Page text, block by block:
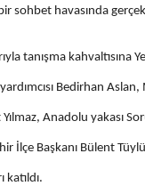
sohbet havasında
tanışma kahvaltısına
Bedirhan
Anadolu yakası
İlçe Başkanı Bülent
katıldı.